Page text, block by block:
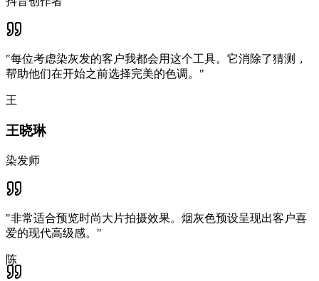
"每位考虑染灰发的客户我都会用这个工具。它消除了猜测，
帮助他们在开始之前选择完美的色调。 "
王
王晓琳
染发师
"非常适合预览时尚大片拍摄效果。烟灰色预设呈现出客户喜
爱的现代高级感。 "
陈